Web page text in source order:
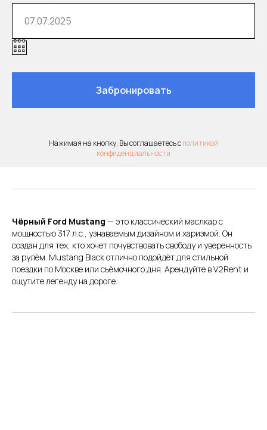
Забронировать
Нажимая на кнопку, Вы соглашаетесь сполитикой
конфиденциальности
Чёрный Ford Mustang — это классический маслкар с
мощностью 317 л.с., узнаваемым дизайном и харизмой. Он
создан для тех, кто хочет почувствовать свободу и уверенность
за рулём. Mustang Black отлично подойдёт для стильной
поездки по Москве или съёмочного дня. Арендуйте в V2Rent и
ощутите легенду на дороге.
Долгосрочная аренда